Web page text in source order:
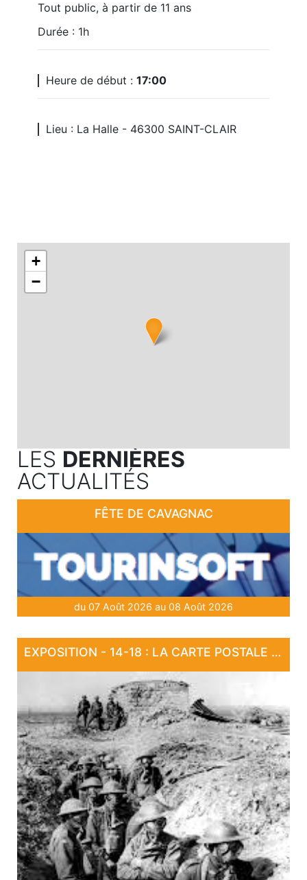
Tout public, à partir de 11 ans
Durée : 1h
Heure de début : 17:00
Lieu : La Halle - 46300 SAINT-CLAIR
+
−
LES DERNIÈRES
ACTUALITÉS
FÊTE DE CAVAGNAC
du 07 Août 2026 au 08 Août 2026
EXPOSITION - 14-18 : LA CARTE POSTALE EN GUERRE